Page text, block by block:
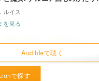
ルイス
を見る
で探す
Audibleで聴く